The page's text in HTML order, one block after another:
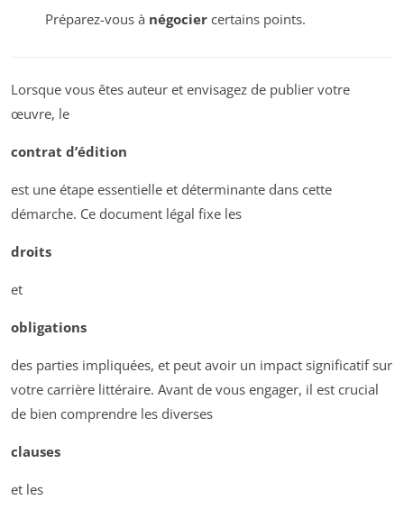
Préparez-vous à négociercertains points.
Lorsque vous êtes auteur et envisagez de publier votre
œuvre, le
contrat d’édition
est une étape essentielle et déterminante dans cette
démarche. Ce document légal fixe les
droits
et
obligations
des parties impliquées, et peut avoir un impact significatif sur
votre carrière littéraire. Avant de vous engager, il est crucial
de bien comprendre les diverses
clauses
et les